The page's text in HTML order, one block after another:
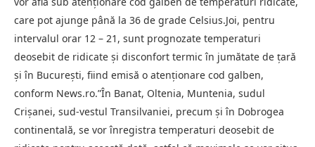
care pot ajunge până la 36 de grade Celsius.Joi, pentru
intervalul orar 12 – 21, sunt prognozate temperaturi
deosebit de ridicate şi disconfort termic în jumătate de ţară
şi în Bucureşti, fiind emisă o atenţionare cod galben,
conform News.ro.”În Banat, Oltenia, Muntenia, sudul
Crişanei, sud-vestul Transilvaniei, precum şi în Dobrogea
continentală, se vor înregistra temperaturi deosebit de